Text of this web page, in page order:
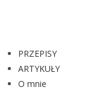
PRZEPISY
ARTYKUŁY
O mnie